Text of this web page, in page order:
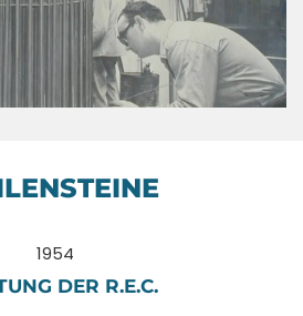
1954
DER R.E.C.